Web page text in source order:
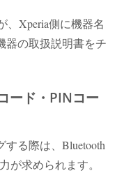
、Xperia側に機器名
器の取扱説明書をチ
ード・PINコー
する際は、Bluetooth
が求められます。